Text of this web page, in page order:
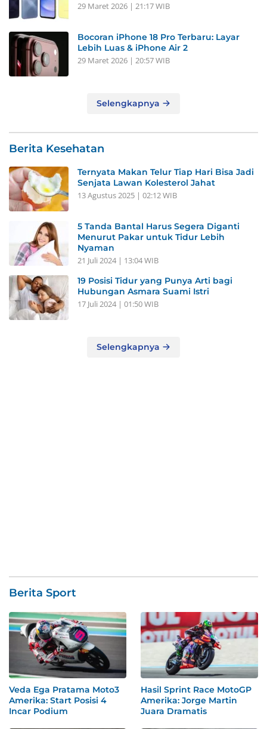
29 Maret 2026 | 21:17 WIB
Bocoran iPhone 18 Pro Terbaru: Layar
Lebih Luas & iPhone Air 2
29 Maret 2026 | 20:57 WIB
Selengkapnya
Berita Kesehatan
Ternyata Makan Telur Tiap Hari Bisa Jadi
Senjata Lawan Kolesterol Jahat
13 Agustus 2025 | 02:12 WIB
5 Tanda Bantal Harus Segera Diganti
Menurut Pakar untuk Tidur Lebih
Nyaman
21 Juli 2024 | 13:04 WIB
19 Posisi Tidur yang Punya Arti bagi
Hubungan Asmara Suami Istri
17 Juli 2024 | 01:50 WIB
Selengkapnya
Berita Sport
Veda Ega Pratama Moto3
Amerika: Start Posisi 4
Incar Podium
Hasil Sprint Race MotoGP
Amerika: Jorge Martin
Juara Dramatis